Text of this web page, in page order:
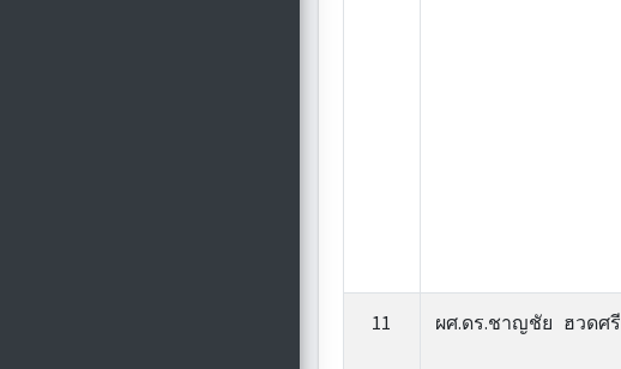
11 ผศ.ดร.ชาญชัย ฮวดศรี